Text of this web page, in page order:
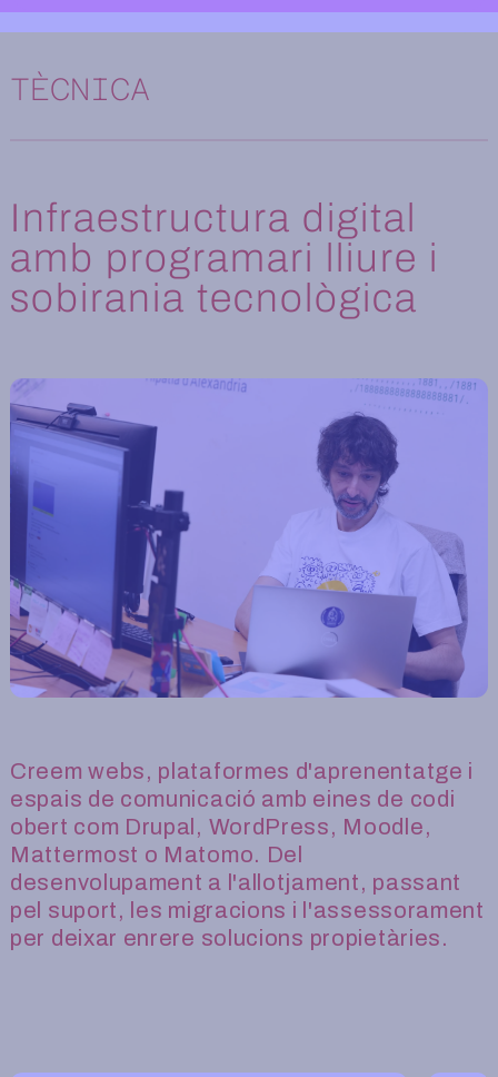
TÈCNICA
Infraestructura digital
amb programari lliure i
sobirania tecnològica
Creem webs, plataformes d'aprenentatge i
espais de comunicació amb eines de codi
obert com Drupal, WordPress, Moodle,
Mattermost o Matomo. Del
desenvolupament a l'allotjament, passant
pel suport, les migracions i l'assessorament
per deixar enrere solucions propietàries.